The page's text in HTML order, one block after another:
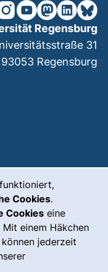
Cookies.
Cookies eine
einem Häkchen
jederzeit
Facebook-Seite
Instagram-
unsere YouTube-
unsereunsere
Link, öffnet
Regensburg
31
93053 Regensburg